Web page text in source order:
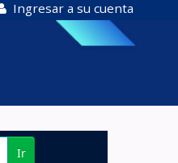
Ingresar a su cuenta
Ir